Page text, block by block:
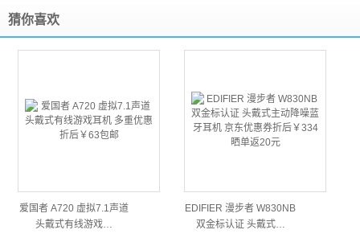
猜你喜欢
爱国者 A720 虚拟7.1声道
头戴式有线游戏…
EDIFIER 漫步者 W830NB
双金标认证 头戴式…